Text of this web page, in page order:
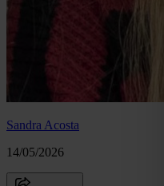
Sandra Acosta
14/05/2026